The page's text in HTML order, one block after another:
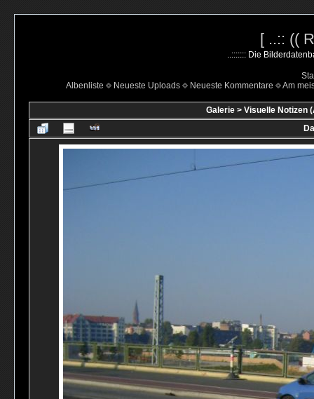
[ ..:: ((
..::::::: Die
Albenliste
Neueste Uploads Neueste Kommentare Am
Galerie > Visuelle Notizen